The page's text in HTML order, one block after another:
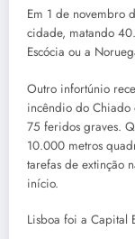
Em 1 de novembro
cidade, matando
Escócia ou a
Outro infortúnio
incêndio do Chiado
75 feridos graves.
10.000 metros
tarefas de extinção
início.
Lisboa foi a Capital